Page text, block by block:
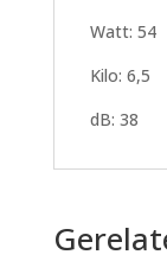
Watt: 54
Kilo: 6,5
dB: 38